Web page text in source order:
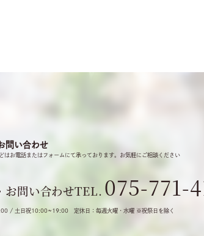
問い合わせ
はお電話またはフォームにて承っております。 お気軽にご相談ください
お問い合わせTEL. 075-771-
/ 土日祝10:00~19:00 定休日：毎週火曜・水曜 ※祝祭日を除く